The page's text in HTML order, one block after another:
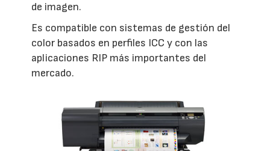
de imagen.
Es compatible con sistemas de gestión del
color basados en perfiles ICC y con las
aplicaciones RIP más importantes del
mercado.